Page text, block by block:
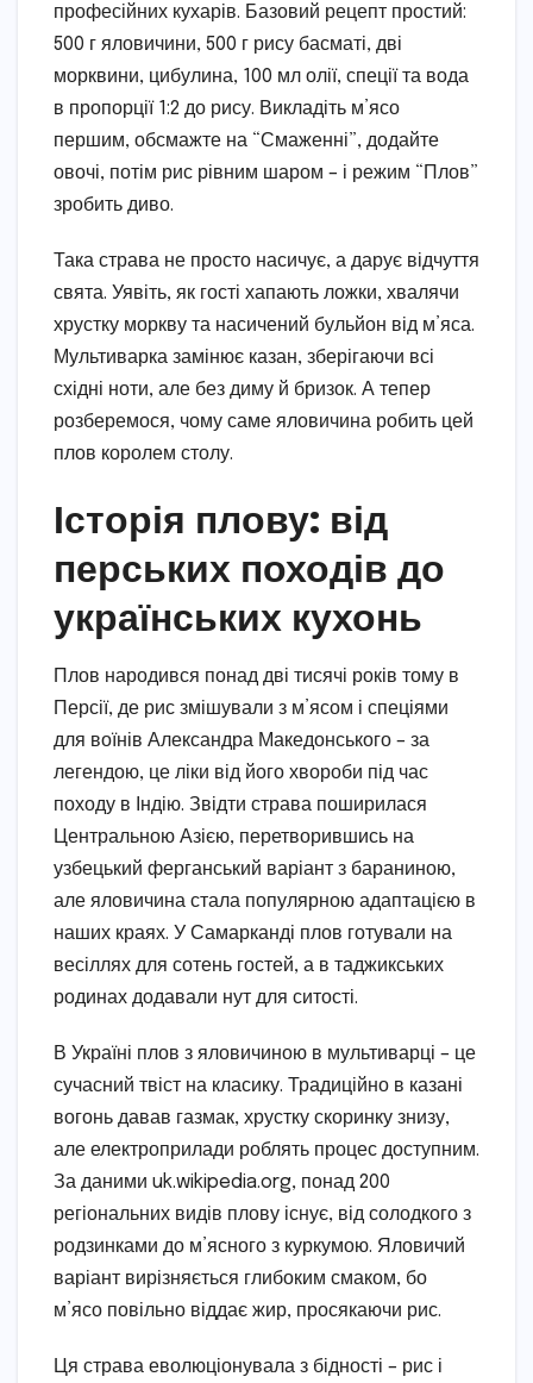
професійних кухарів. Базовий рецепт простий:
500 г яловичини, 500 г рису басматі, дві
морквини, цибулина, 100 мл олії, спеції та вода
в пропорції 1:2 до рису. Викладіть м’ясо
першим, обсмажте на “Смаженні”, додайте
овочі, потім рис рівним шаром – і режим “Плов”
зробить диво.
Така страва не просто насичує, а дарує відчуття
свята. Уявіть, як гості хапають ложки, хвалячи
хрустку моркву та насичений бульйон від м’яса.
Мультиварка замінює казан, зберігаючи всі
східні ноти, але без диму й бризок. А тепер
розберемося, чому саме яловичина робить цей
плов королем столу.
Історія плову: від
перських походів до
українських кухонь
Плов народився понад дві тисячі років тому в
Персії, де рис змішували з м’ясом і спеціями
для воїнів Александра Македонського – за
легендою, це ліки від його хвороби під час
походу в Індію. Звідти страва поширилася
Центральною Азією, перетворившись на
узбецький ферганський варіант з бараниною,
але яловичина стала популярною адаптацією в
наших краях. У Самарканді плов готували на
весіллях для сотень гостей, а в таджикських
родинах додавали нут для ситості.
В Україні плов з яловичиною в мультиварці – це
сучасний твіст на класику. Традиційно в казані
вогонь давав газмак, хрустку скоринку знизу,
але електроприлади роблять процес доступним.
За даними uk.wikipedia.org, понад 200
регіональних видів плову існує, від солодкого з
родзинками до м’ясного з куркумою. Яловичий
варіант вирізняється глибоким смаком, бо
м’ясо повільно віддає жир, просякаючи рис.
Ця страва еволюціонувала з бідності – рис і